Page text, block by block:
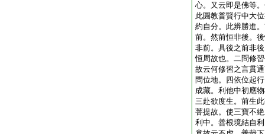
心。又云即是佛等
此圓教普賢行中大
約自分。此辨勝進
前。然前恒非後。
非前。具後之前非
恒周故也。二問修
故云何修習之言貫
問位地。四依位起
成藏。利他中初應
三赴欲度生。前生
菩提故。使三寶不
利中。善根境結自